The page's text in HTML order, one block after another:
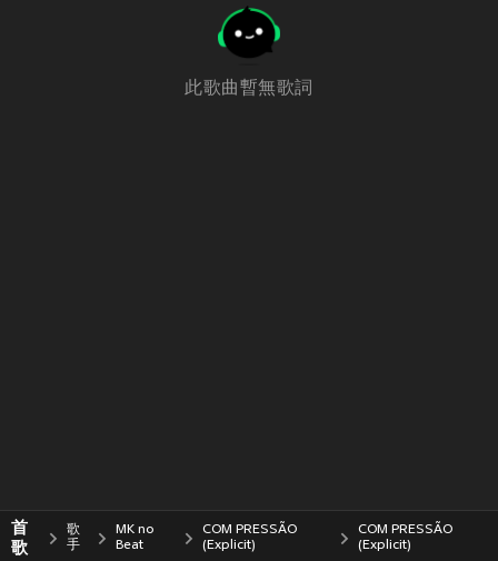
此歌曲暫無歌詞
首
歌
歌
手
MK no
Beat
COM PRESSÃO
(Explicit)
COM PRESSÃO
(Explicit)